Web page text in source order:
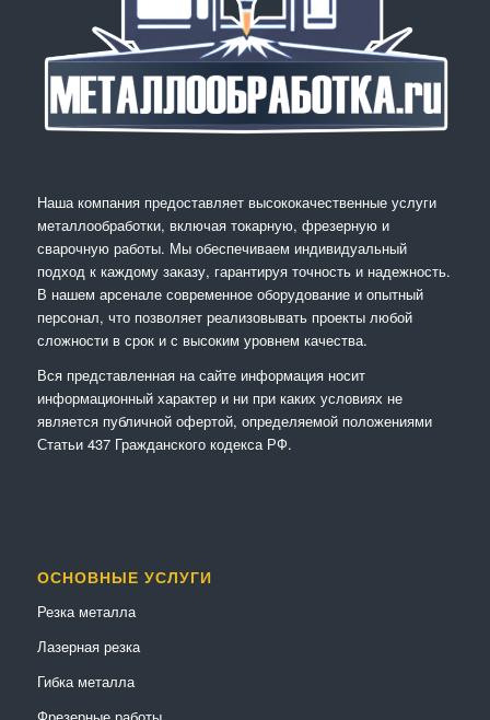
Наша компания предоставляет высококачественные услуги
металлообработки, включая токарную, фрезерную и
сварочную работы. Мы обеспечиваем индивидуальный
подход к каждому заказу, гарантируя точность и надежность.
В нашем арсенале современное оборудование и опытный
персонал, что позволяет реализовывать проекты любой
сложности в срок и с высоким уровнем качества.
Вся представленная на сайте информация носит
информационный характер и ни при каких условиях не
является публичной офертой, определяемой положениями
Статьи 437 Гражданского кодекса РФ.
ОСНОВНЫЕ УСЛУГИ
Резка металла
Лазерная резка
Гибка металла
Фрезерные работы